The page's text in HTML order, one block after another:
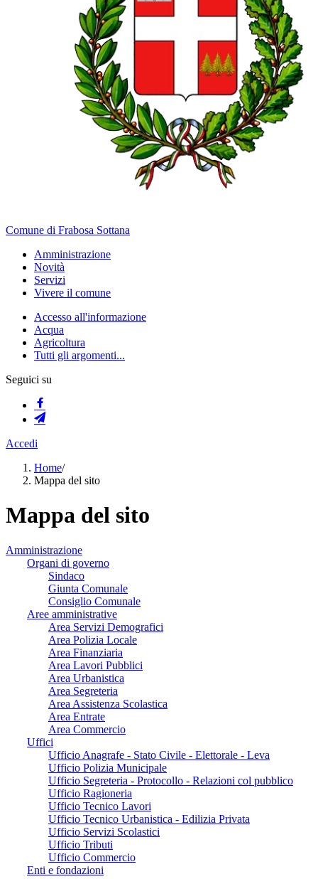
Comune di Frabosa Sottana
Amministrazione
Novità
Servizi
Vivere il comune
Accesso all'informazione
Acqua
Agricoltura
Tutti gli argomenti...
Seguici su
Accedi
Home/
Mappa del sito
Mappa del sito
Amministrazione
Organi di governo
Sindaco
Giunta Comunale
Consiglio Comunale
Aree amministrative
Area Servizi Demografici
Area Polizia Locale
Area Finanziaria
Area Lavori Pubblici
Area Urbanistica
Area Segreteria
Area Assistenza Scolastica
Area Entrate
Area Commercio
Uffici
Ufficio Anagrafe - Stato Civile - Elettorale - Leva
Ufficio Polizia Municipale
Ufficio Segreteria - Protocollo - Relazioni col pubblico
Ufficio Ragioneria
Ufficio Tecnico Lavori
Ufficio Tecnico Urbanistica - Edilizia Privata
Ufficio Servizi Scolastici
Ufficio Tributi
Ufficio Commercio
Enti e fondazioni